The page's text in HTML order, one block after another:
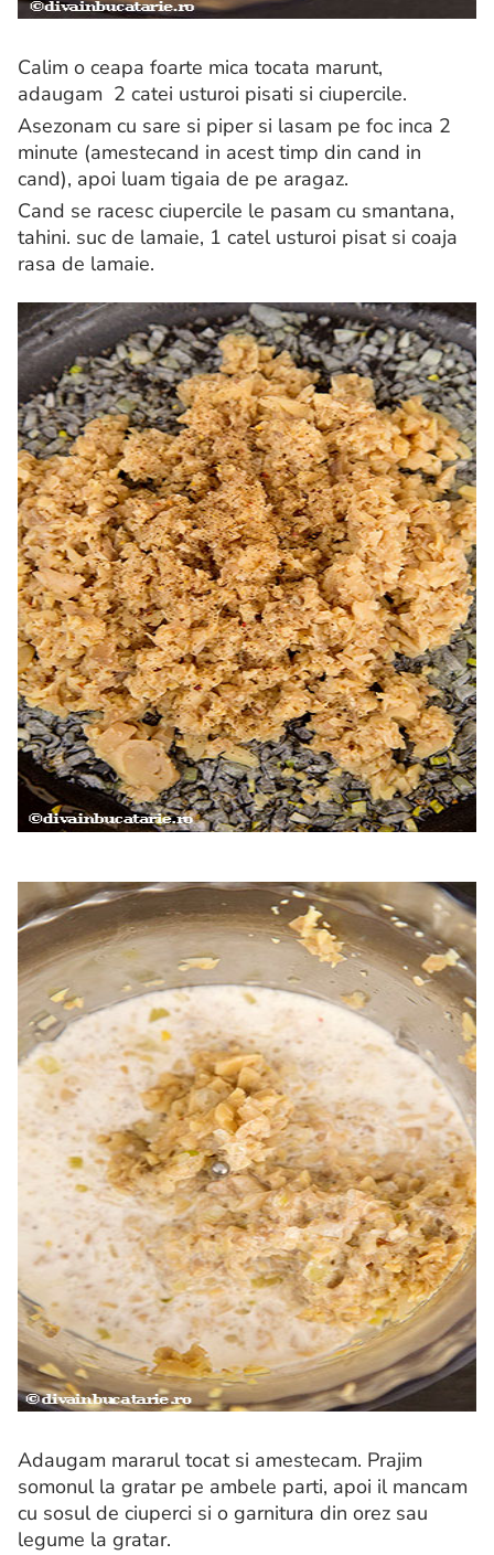
Calim o ceapa foarte mica tocata marunt,
adaugam 2 catei usturoi pisati si ciupercile.
Asezonam cu sare si piper si lasam pe foc inca 2
minute (amestecand in acest timp din cand in
cand), apoi luam tigaia de pe aragaz.
Cand se racesc ciupercile le pasam cu smantana,
tahini. suc de lamaie, 1 catel usturoi pisat si coaja
rasa de lamaie.
Adaugam mararul tocat si amestecam. Prajim
somonul la gratar pe ambele parti, apoi il mancam
cu sosul de ciuperci si o garnitura din orez sau
legume la gratar.